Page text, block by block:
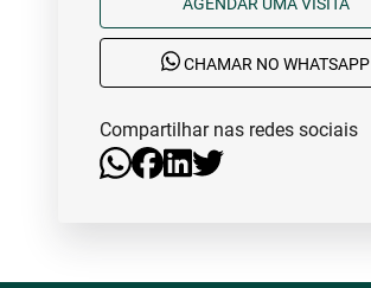
CHAMAR NO WHATSAPP
Compartilhar nas redes sociais